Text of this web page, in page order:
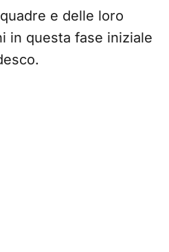
e delle loro
in questa fase iniziale